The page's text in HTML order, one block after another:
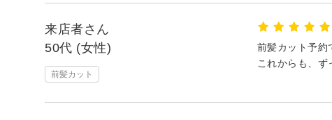
来店者さん
50代 (女性)
前髪カット
前髪カット予約
これからも、ず